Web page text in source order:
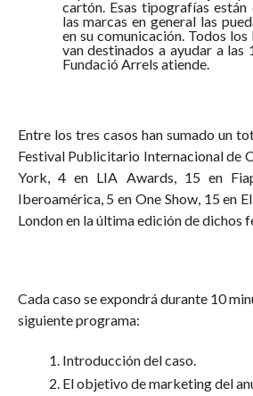
cartón. Esas tipografías
las marcas en general las
en su comunicación. Todos
van destinados a ayudar a las
Fundació Arrels atiende.
Entre los tres casos han sumado un
Festival Publicitario Internacional de
York, 4 en LIA Awards, 15 en
Iberoamérica, 5 en One Show, 15 en
London en la última edición de dichos
Cada caso se expondrá durante 10
siguiente programa:
Introducción del caso.
El objetivo de marketing del